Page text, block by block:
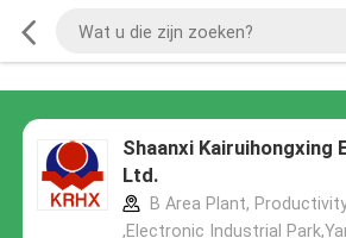
Shaanxi Kairuihongxing
Ltd.
B Area Plant,
,Electronic Industrial